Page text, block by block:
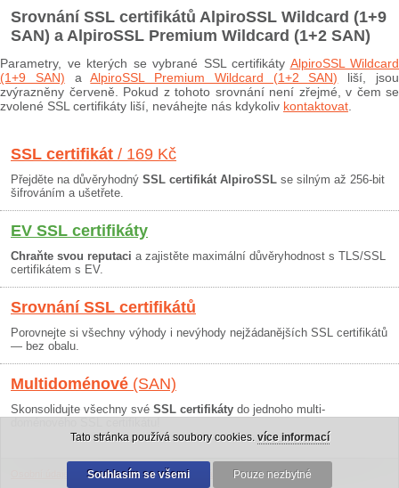
Srovnání SSL certifikátů AlpiroSSL Wildcard (1+9
SAN) a AlpiroSSL Premium Wildcard (1+2 SAN)
Parametry, ve kterých se vybrané SSL certifikáty AlpiroSSL Wildcard
(1+9 SAN) aAlpiroSSL Premium Wildcard (1+2 SAN) liší, jsou
zvýrazněny červeně. Pokud z tohoto srovnání není zřejmé, v čem se
zvolené SSL certifikáty liší, neváhejte nás kdykoliv kontaktovat
SSL certifikát / 169 Kč
Přejděte na důvěryhodný SSL certifikát AlpiroSSL se silným až 256-bit
šifrováním a ušetřete.
EV SSL certifikáty
Chraňte svou reputaci a zajistěte maximální důvěryhodnost s TLS/SSL
certifikátem s EV.
Srovnání SSL certifikátů
Porovnejte si všechny výhody i nevýhody nejžádanějších SSL certifikátů
— bez obalu.
Multidoménové (SAN)
Skonsolidujte všechny své SSL certifikáty do jednoho multi-
Obchodní podmínky|30 dní záruka
Tato stránka používá soubory cookies. více informací
Souhlasím se všemi Pouze nezbytné